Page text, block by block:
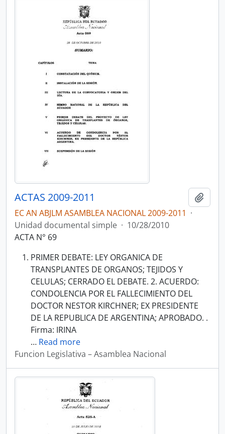
ACTAS 2009-2011
EC AN ABJLM ASAMBLEA NACIONAL 2009-2011 ·
Unidad documental simple · 10/28/2010
ACTA N° 69
PRIMER DEBATE: LEY ORGANICA DE
TRANSPLANTES DE ORGANOS; TEJIDOS Y
CELULAS; CERRADO EL DEBATE. 2. ACUERDO:
CONDOLENCIA POR EL FALLECIMIENTO DEL
DOCTOR NESTOR KIRCHNER; EX PRESIDENTE
DE LA REPUBLICA DE ARGENTINA; APROBADO. .
Firma: IRINA
… Read more
Funcion Legislativa – Asamblea Nacional